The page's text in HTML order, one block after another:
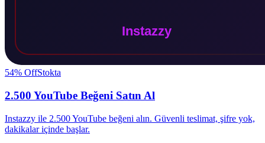
54% OffStokta
2.500 YouTube Beğeni Satın Al
Instazzy ile 2.500 YouTube beğeni alın. Güvenli teslimat, şifre yok,
dakikalar içinde başlar.